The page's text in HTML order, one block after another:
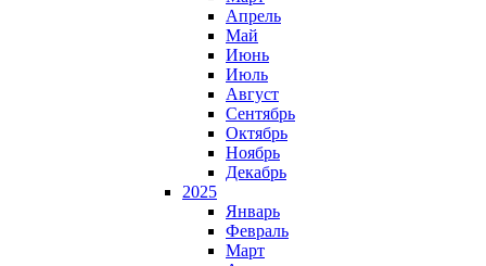
Апрель
Май
Июнь
Июль
Август
Сентябрь
Октябрь
Ноябрь
Декабрь
2025
Январь
Февраль
Март